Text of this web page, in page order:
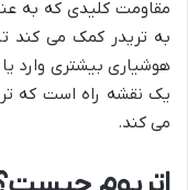
مقاومت کلیدی که به
به تریدر کمک می کند
هوشیاری بیشتری وارد یا
یک نقشه راه است که
می کند.